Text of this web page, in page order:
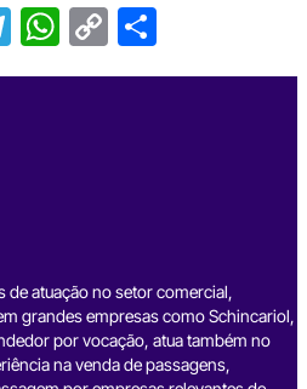
T
el
W
h
C
o
S
h
de atuação no setor comercial,
grandes empresas como Schincariol,
por vocação, atua também no
na venda de passagens,